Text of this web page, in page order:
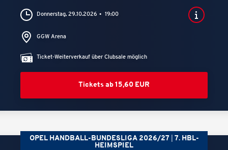
Donnerstag, 29.10.2026 19:00
GGW Arena
Ticket-Weiterverkauf über Clubsale möglich
Tickets ab 15,60 EUR
OPEL HANDBALL-BUNDESLIGA 2026/27
7. HBL-
HEIMSPIEL